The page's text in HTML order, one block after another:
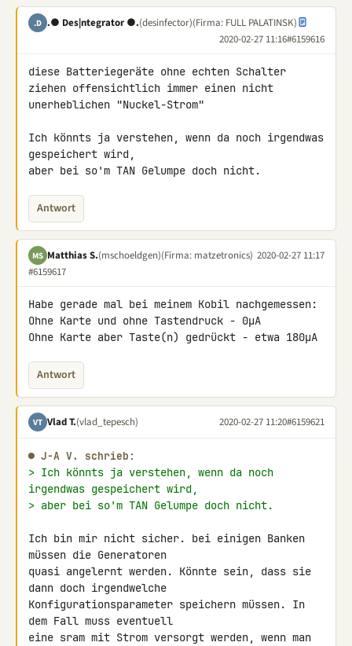
.D .● Des|ntegrator ●.(desinfector)(Firma: FULL PALATINSK)
2020-02-27 11:16#6159616
diese Batteriegeräte ohne echten Schalter
ziehen offensichtlich immer einen nicht
unerheblichen "Nuckel-Strom"
Ich könnts ja verstehen, wenn da noch irgendwas
gespeichert wird,
aber bei so'm TAN Gelumpe doch nicht.
Antwort
MS Matthias S.(mschoeldgen)(Firma: matzetronics) 2020-02-27 11:17
#6159617
Habe gerade mal bei meinem Kobil nachgemessen:
Ohne Karte und ohne Tastendruck - 0µA
Ohne Karte aber Taste(n) gedrückt - etwa 180µA
Antwort
VT Vlad T.(vlad_tepesch) 2020-02-27 11:20#6159621
● J-A V. schrieb:
> Ich könnts ja verstehen, wenn da noch
irgendwas gespeichert wird,
> aber bei so'm TAN Gelumpe doch nicht.
Ich bin mir nicht sicher. bei einigen Banken
müssen die Generatoren
quasi angelernt werden. Könnte sein, dass sie
dann doch irgendwelche
Konfigurationsparameter speichern müssen. In
dem Fall muss eventuell
eine sram mit Strom versorgt werden, wenn man